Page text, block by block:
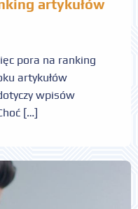
artykułów
pora na ranking
artykułów
wpisów
[…]